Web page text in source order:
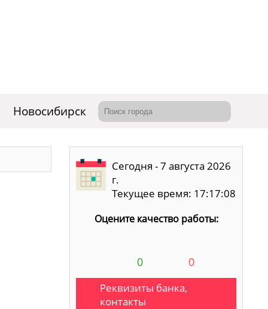
Новосибирск
Сегодня - 7 августа 2026
г.
Текущее время: 17:17:08
Оцените качество работы:
0 0
Реквизиты банка,
контакты